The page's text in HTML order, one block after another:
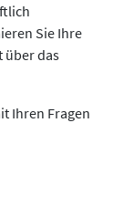
Sie Ihre
über das
Ihren Fragen